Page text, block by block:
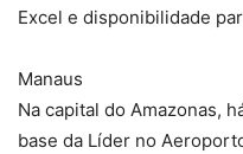
Excel e disponibilidade
Manaus
Na capital do Amazonas,
base da Líder no